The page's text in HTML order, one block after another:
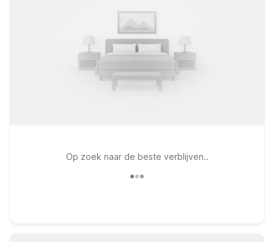
Op zoek naar de beste verblijven..